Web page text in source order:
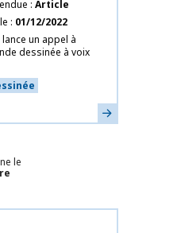
Article
01/12/2022
lance un appel à
dessinée à voix
En savoir plus
le